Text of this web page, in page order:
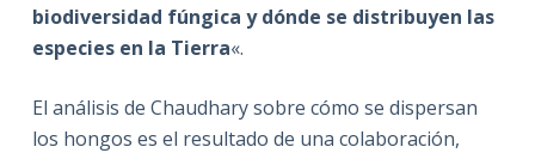
biodiversidad fúngica y dónde se distribuyen las
especies en la Tierra«.
El análisis de Chaudhary sobre cómo se dispersan
los hongos es el resultado de una colaboración,